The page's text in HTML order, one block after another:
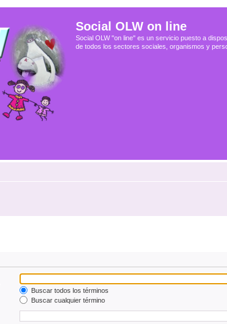
Social OLW on line
Social OLW "on line" es un servicio puesto a
de todos los sectores sociales, organismos y
Buscar todos los términos
Buscar cualquier término